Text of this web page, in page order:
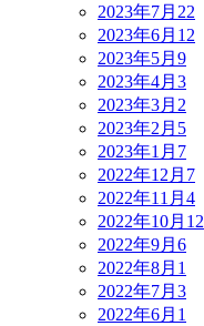
2023年7月 22
2023年6月 12
2023年5月 9
2023年4月 3
2023年3月 2
2023年2月 5
2023年1月 7
2022年12月 7
2022年11月 4
2022年10月 12
2022年9月 6
2022年8月 1
2022年7月 3
2022年6月 1